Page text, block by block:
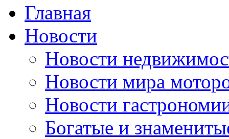
Главная
Новости
Новости
Новости мира
Новости
Богатые и